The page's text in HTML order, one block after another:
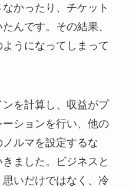
かったり、チケット
んです。その結果、
うになってしまって
を計算し、収益がプ
ションを行い、他の
ルマを設定するな
ました。ビジネスと
いだけではなく、冷